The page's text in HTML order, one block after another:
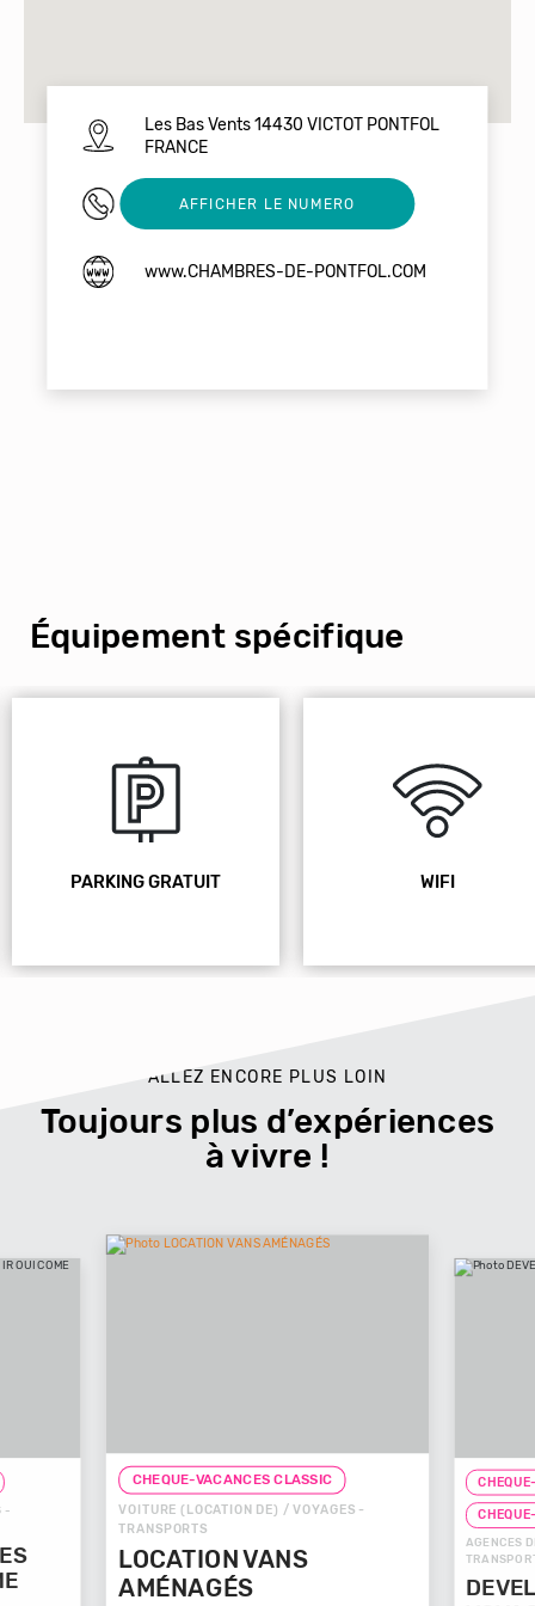
Les Bas Vents 14430 VICTOT PONTFOL
FRANCE
02 31 63 45 70
AFFICHER LE NUMERO
www.CHAMBRES-DE-PONTFOL.COM
Équipement spécifique
ALLEZ ENCORE PLUS LOIN
Toujours plus d’expériences
à vivre !
CLASSIC
/ VOYAGES -
CHEQUE-VACANCES CLASSIC
CHEQUE-VACANCES CONNECT
TRANSPORTS
DEVELOP'MENT'